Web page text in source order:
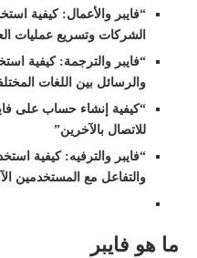
“فايبر والأعمال: كيفية
الشركات وتسريع عمليات
“فايبر والترجمة: كيفية
والرسائل بين اللغات
“كيفية إنشاء حساب على
للاتصال بالآخرين”
“فايبر والترفيه: كيفية
والتفاعل مع المستخدمين
ما هو فايبر